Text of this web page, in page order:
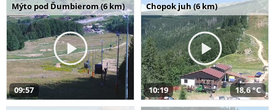
Mýto pod Ďumbierom (6 km)
09:57
Chopok juh (6 km)
10:19 18,6 °C